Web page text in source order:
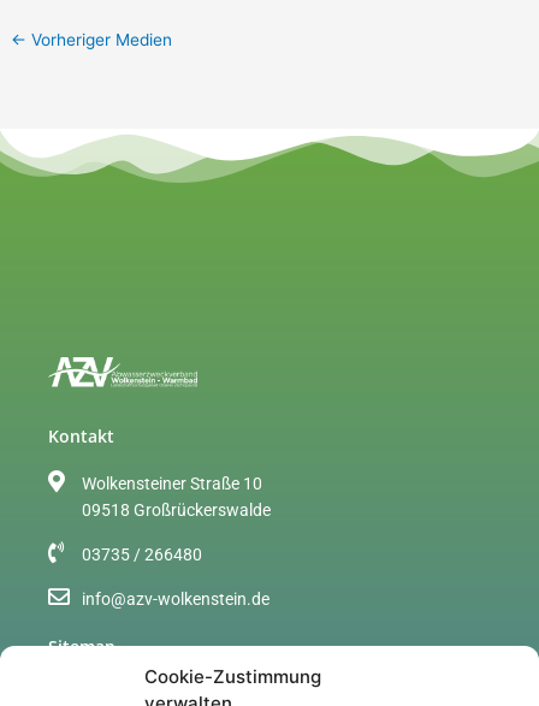
Cookie-Zustimmung
← Vorheriger Medien
Kontakt
Wolkensteiner Straße 10
09518 Großrückerswalde
03735 / 266480
info@azv-wolkenstein.de
Sitemap